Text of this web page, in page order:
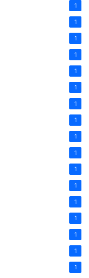
1
1
1
1
1
1
1
1
1
1
1
1
1
1
1
1
1